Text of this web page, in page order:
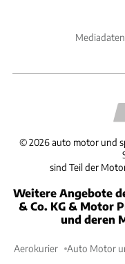
©2026 auto motor und
sind Teil der
Weitere Angebote
& Co. KG & Motor
und deren
Aerokurier Auto Motor